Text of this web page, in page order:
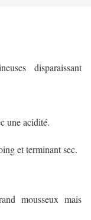
disparaissant
une acidité.
et terminant sec.
mousseux mais